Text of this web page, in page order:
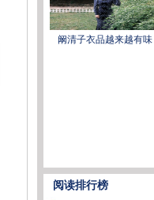
阚清子衣品越来越有味
阅读排行榜